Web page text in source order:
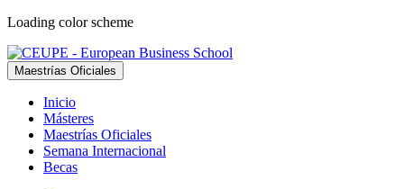
Loading color scheme
Maestrías Oficiales
Inicio
Másteres
Maestrías Oficiales
Semana Internacional
Becas